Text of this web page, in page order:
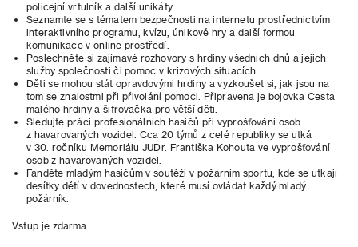
policejní vrtulník a další unikáty.
Seznamte se s tématem bezpečnosti na internetu prostřednictvím
interaktivního programu, kvízu, únikové hry a další formou
komunikace v online prostředí.
Poslechněte si zajímavé rozhovory s hrdiny všedních dnů a jejich
služby společnosti či pomoc v krizových situacích.
Děti se mohou stát opravdovými hrdiny a vyzkoušet si, jak jsou na
tom se znalostmi při přivolání pomoci. Připravena je bojovka Cesta
malého hrdiny a šifrovačka pro větší děti.
Sledujte práci profesionálních hasičů při vyprošťování osob
z havarovaných vozidel. Cca 20 týmů z celé republiky se utká
v 30. ročníku Memoriálu JUDr. Františka Kohouta ve vyprošťování
osob z havarovaných vozidel.
Fanděte mladým hasičům v soutěži v požárním sportu, kde se utkají
desítky dětí v dovednostech, které musí ovládat každý mladý
požárník.
Vstup je zdarma.